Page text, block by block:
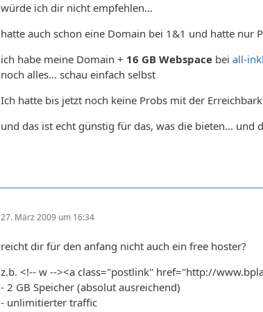
würde ich dir nicht empfehlen...
hatte auch schon eine Domain bei 1&1 und hatte nur
ich habe meine Domain + 16 GB Webspace bei all-inkl
noch alles... schau einfach selbst
Ich hatte bis jetzt noch keine Probs mit der
und das ist echt günstig für das, was die bieten... und
27. März 2009 um 16:34
reicht dir für den anfang nicht auch ein free hoster?
z.b. <!-- w --><a class="postlink" href="http://
- 2 GB Speicher (absolut ausreichend)
- unlimitierter traffic